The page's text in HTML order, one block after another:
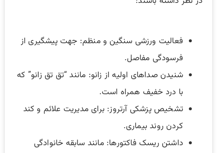
فعالیت ورزشی سنگین و منظم: جهت پیشگیری از
فرسودگی مفاصل.
شنیدن صداهای اولیه از زانو: مانند “تق تق زانو” که
با درد خفیف همراه است.
تشخیص پزشکی آرتروز: برای مدیریت علائم و کند
کردن روند بیماری.
داشتن ریسک فاکتورها: مانند سابقه خانوادگی